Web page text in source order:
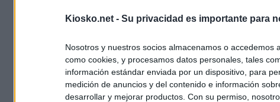
Kiosko.net - Su privacidad es importante para
Nosotros y nuestros socios almacenamos o accedemos
como cookies, y procesamos datos personales, tales
información estándar enviada por un dispositivo, para
medición de anuncios y del contenido e información
desarrollar y mejorar productos. Con su permiso,